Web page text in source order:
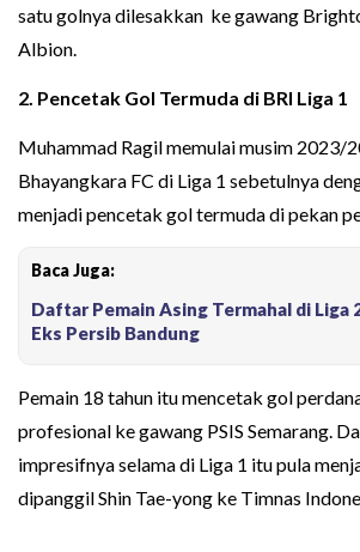
satu golnya dilesakkan ke gawang
Albion.
2. Pencetak Gol Termuda di BRI Liga 1
Muhammad Ragil memulai musim 2023/
Bhayangkara FC di Liga 1 sebetulnya
menjadi pencetak gol termuda di pekan
Baca Juga:
Daftar Pemain Asing Termahal di Liga
Eks Persib Bandung
Pemain 18 tahun itu mencetak gol
profesional ke gawang PSIS Semarang.
impresifnya selama di Liga 1 itu pula
dipanggil Shin Tae-yong ke Timnas